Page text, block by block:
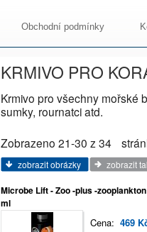
Obchodní podmínky
KRMIVO PRO
Krmivo pro všechny mořské
sumky, rournatci atd.
Zobrazeno 21-30 z 34
zobrazit obrázky zobrazit
Microbe Lift - Zoo -plus -
ml
Cena: 469